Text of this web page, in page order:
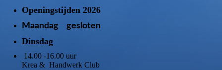
Openingstijden 2026
Maandag gesloten
Dinsdag
14.00 -16.00 uur
Krea & Handwerk Club